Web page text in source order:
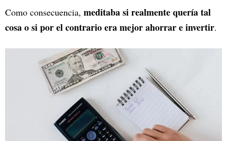
Como consecuencia, meditaba si realmente quería tal
cosa o si por el contrario era mejor ahorrar e invertir.